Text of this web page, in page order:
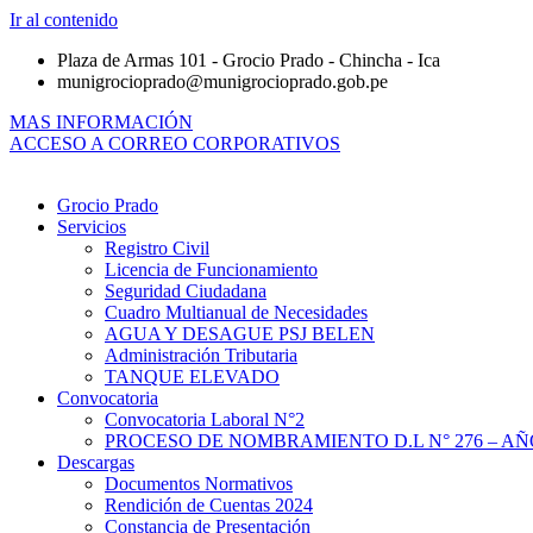
Ir al contenido
Plaza de Armas 101 - Grocio Prado - Chincha - Ica
munigrocioprado@munigrocioprado.gob.pe
MAS INFORMACIÓN
ACCESO A CORREO CORPORATIVOS
Grocio Prado
Servicios
Registro Civil
Licencia de Funcionamiento
Seguridad Ciudadana
Cuadro Multianual de Necesidades
AGUA Y DESAGUE PSJ BELEN
Administración Tributaria
TANQUE ELEVADO
Convocatoria
Convocatoria Laboral N°2
PROCESO DE NOMBRAMIENTO D.L N° 276 –
Descargas
Documentos Normativos
Rendición de Cuentas 2024
Constancia de Presentación